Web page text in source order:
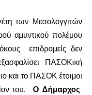
των Μεσολογγιτών
αμυντικού πολέμου
επιδρομείς δεν
ΠΑΣΟΚική
και το ΠΑΣΟΚ έτοιμοι
του.
Ο Δήμαρχος